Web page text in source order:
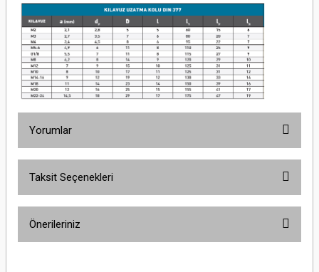
Yorumlar
Taksit Seçenekleri
Önerileriniz